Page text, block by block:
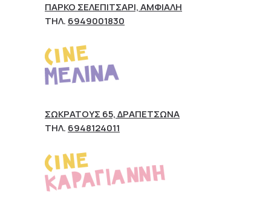
ΠΆΡΚΟ ΣΕΛΕΠΊΤΣΑΡΙ, ΑΜΦΙΆΛΗ
ΤΗΛ. 6949001830
ΣΩΚΡΆΤΟΥΣ 65, ΔΡΑΠΕΤΣΏΝΑ
ΤΗΛ. 6948124011